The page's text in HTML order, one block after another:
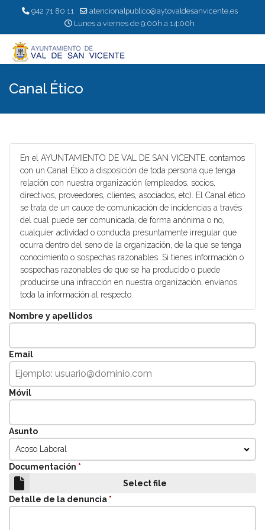
942 71 80 11
atencionalpublico@aytovaldesanvicente.es
Lunes a viernes de 9:00h a 14:00h
Canal Ético
En el AYUNTAMIENTO DE VAL DE SAN VICENTE, contamos
con un Canal Ético a disposición de toda persona que tenga
relación con nuestra organización (empleados, socios,
directivos, proveedores, clientes, asociados, etc). El Canal ético
se trata de un cauce de comunicación de incidencias a través
del cual puede ser comunicada, de forma anónima o no,
cualquier actividad o conducta presuntamente irregular que
ocurra dentro del seno de la organización, de la que se tenga
conocimiento o sospechas razonables. Si tienes información o
sospechas razonables de que se ha producido o puede
producirse una infracción en nuestra organización, envíanos
toda la información al respecto.
Nombre y apellidos
Email
Móvil
Asunto
Acoso Laboral
Documentación *
Select file
Detalle de la denuncia *